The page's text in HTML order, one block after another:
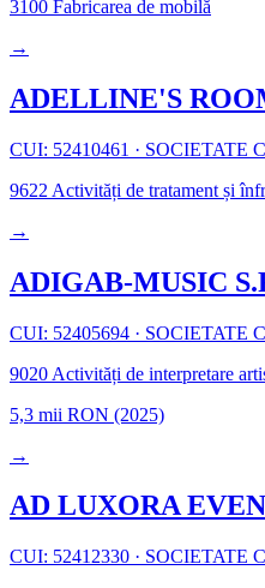
3100 Fabricarea de mobilă
→
ADELLINE'S
CUI: 52410461 · SOCIETATE
9622 Activități de tratament și
→
ADIGAB-MUSIC
CUI: 52405694 · SOCIETATE
9020 Activități de interpretare
5,3 mii RON (2025)
→
AD LUXORA
CUI: 52412330 · SOCIETATE